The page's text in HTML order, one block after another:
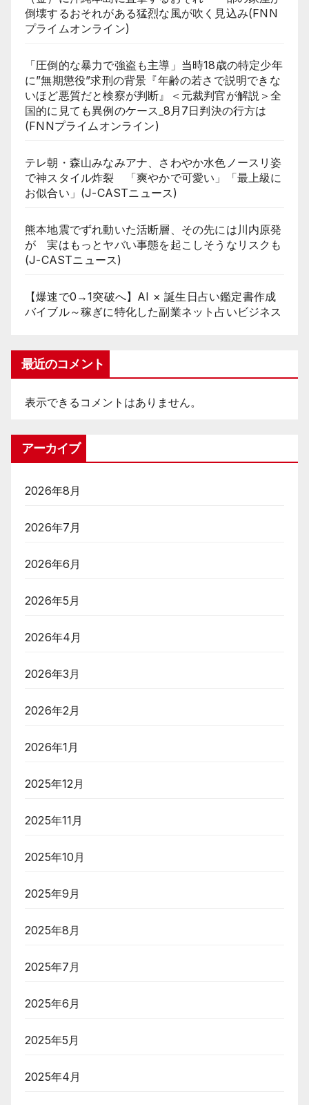
倒壊するおそれがある猛烈な風が吹く見込み(FNN
プライムオンライン)
「圧倒的な暴力で強盗も主導」当時18歳の特定少年
に”無期懲役”求刑の背景『年齢の若さで説明できな
いほど悪質だと検察が判断』＜元裁判官が解説＞全
国的に見ても異例のケース_8月7日判決の行方は
(FNNプライムオンライン)
テレ朝・森山みなみアナ、さわやか水色ノースリ姿
で神スタイル炸裂 「爽やかで可愛い」「最上級に
お似合い」(J-CASTニュース)
熊本地震でずれ動いた活断層、その先には川内原発
が 実はもっとヤバい事態を起こしそうなリスクも
(J-CASTニュース)
【爆速で0→1突破へ】AI × 誕生日占い鑑定書作成
バイブル～稼ぎに特化した副業ネット占いビジネス
最近のコメント
表示できるコメントはありません。
アーカイブ
2026年8月
2026年7月
2026年6月
2026年5月
2026年4月
2026年3月
2026年2月
2026年1月
2025年12月
2025年11月
2025年10月
2025年9月
2025年8月
2025年7月
2025年6月
2025年5月
2025年4月